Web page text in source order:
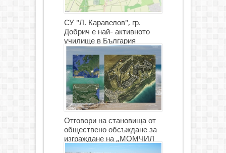
СУ "Л. Каравелов", гр.
Добрич е най- активното
училище в България
Отговори на становища от
обществено обсъждане за
изграждане на „МОМЧИЛ
ГОЛФ И ГОЛФ ИГРИЩЕ”